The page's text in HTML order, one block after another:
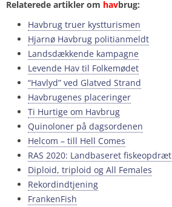
Relaterede artikler om havbrug:
Havbrug truer kystturismen
Hjarnø Havbrug politianmeldt
Landsdækkende kampagne
Levende Hav til Folkemødet
“Havlyd” ved Glatved Strand
Havbrugenes placeringer
Ti Hurtige om Havbrug
Quinoloner på dagsordenen
Helcom – till Hell Comes
RAS 2020: Landbaseret fiskeopdræt
Diploid, triploid og All Females
Rekordindtjening
FrankenFish